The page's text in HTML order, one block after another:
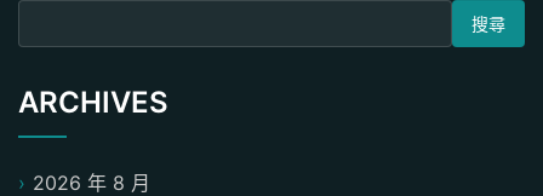
搜尋關鍵字:
ARCHIVES
2026 年 8 月